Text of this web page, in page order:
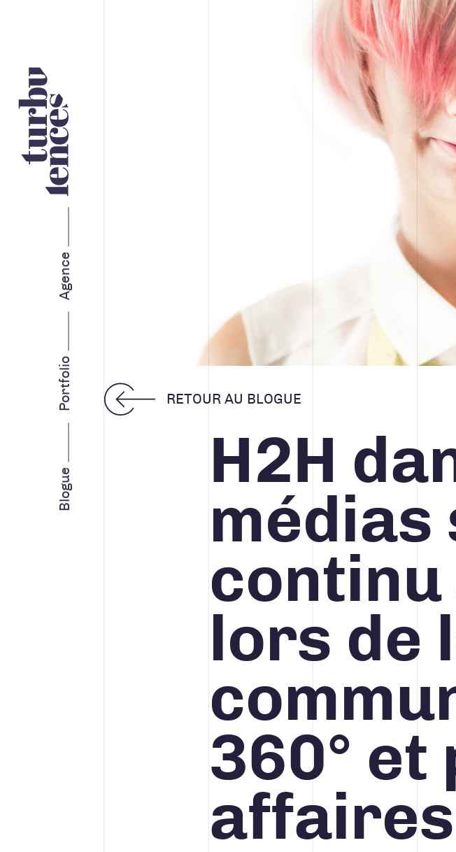
Blogue
Portfolio
Agence
INTELLIGENCE D’AFFAIRES
STRATÉGIE MARKETING
RETOUR AU BLOGUE
H2H
médias
continu
lors de
360° et
affaires